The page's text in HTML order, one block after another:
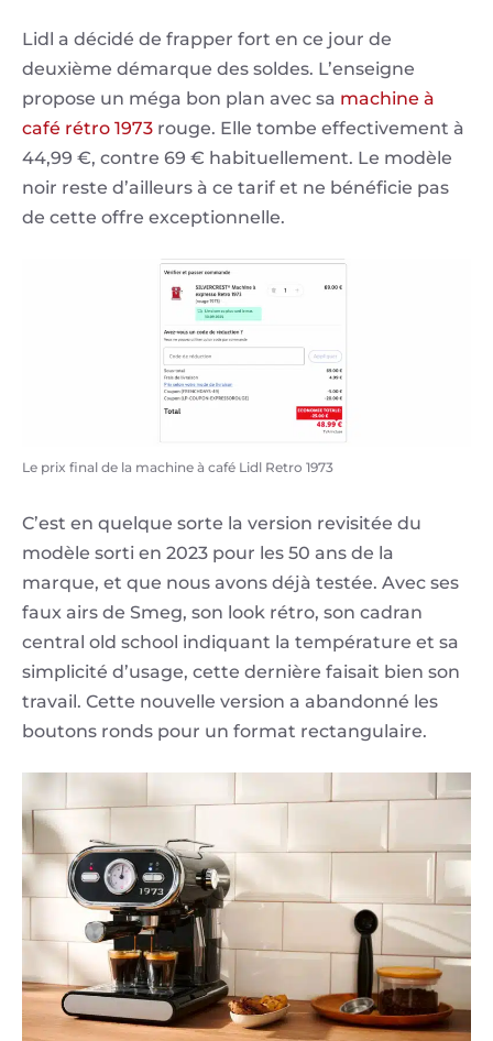
Lidl a décidé de frapper fort en ce jour de
deuxième démarque des soldes. L’enseigne
propose un méga bon plan avec sa machine à
café rétro 1973 rouge. Elle tombe effectivement à
44,99 €, contre 69 € habituellement. Le modèle
noir reste d’ailleurs à ce tarif et ne bénéficie pas
de cette offre exceptionnelle.
Le prix final de la machine à café Lidl Retro 1973
C’est en quelque sorte la version revisitée du
modèle sorti en 2023 pour les 50 ans de la
marque, et que nous avons déjà testée. Avec ses
faux airs de Smeg, son look rétro, son cadran
central old school indiquant la température et sa
simplicité d’usage, cette dernière faisait bien son
travail. Cette nouvelle version a abandonné les
boutons ronds pour un format rectangulaire.